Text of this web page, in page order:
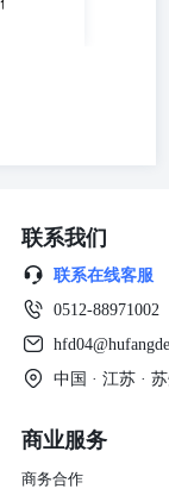
联系我们
联系在线客服
0512-88971002
中国 · 江苏 ·
商业服务
商务合作